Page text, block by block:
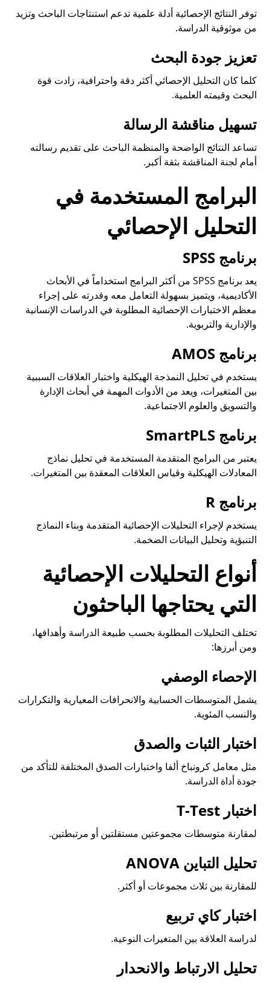
توفر النتائج الإحصائية أدلة علمية تدعم استنتاجات الباحث وتزيد
من موثوقية الدراسة.
تعزيز جودة البحث
كلما كان التحليل الإحصائي أكثر دقة واحترافية، زادت قوة
البحث وقيمته العلمية.
تسهيل مناقشة الرسالة
تساعد النتائج الواضحة والمنظمة الباحث على تقديم رسالته
أمام لجنة المناقشة بثقة أكبر.
البرامج المستخدمة في
التحليل الإحصائي
برنامج SPSS
يعد برنامج SPSS من أكثر البرامج استخداماً في الأبحاث
الأكاديمية، ويتميز بسهولة التعامل معه وقدرته على إجراء
معظم الاختبارات الإحصائية المطلوبة في الدراسات الإنسانية
والإدارية والتربوية.
برنامج AMOS
يستخدم في تحليل النمذجة الهيكلية واختبار العلاقات السببية
بين المتغيرات، ويعد من الأدوات المهمة في أبحاث الإدارة
والتسويق والعلوم الاجتماعية.
برنامج SmartPLS
يعتبر من البرامج المتقدمة المستخدمة في تحليل نماذج
المعادلات الهيكلية وقياس العلاقات المعقدة بين المتغيرات.
برنامج R
يستخدم لإجراء التحليلات الإحصائية المتقدمة وبناء النماذج
التنبؤية وتحليل البيانات الضخمة.
أنواع التحليلات الإحصائية
التي يحتاجها الباحثون
تختلف التحليلات المطلوبة بحسب طبيعة الدراسة وأهدافها،
ومن أبرزها:
الإحصاء الوصفي
يشمل المتوسطات الحسابية والانحرافات المعيارية والتكرارات
والنسب المئوية.
اختبار الثبات والصدق
مثل معامل كرونباخ ألفا واختبارات الصدق المختلفة للتأكد من
جودة أداة الدراسة.
اختبار T-Test
لمقارنة متوسطات مجموعتين مستقلتين أو مرتبطتين.
تحليل التباين ANOVA
للمقارنة بين ثلاث مجموعات أو أكثر.
اختبار كاي تربيع
لدراسة العلاقة بين المتغيرات النوعية.
تحليل الارتباط والانحدار